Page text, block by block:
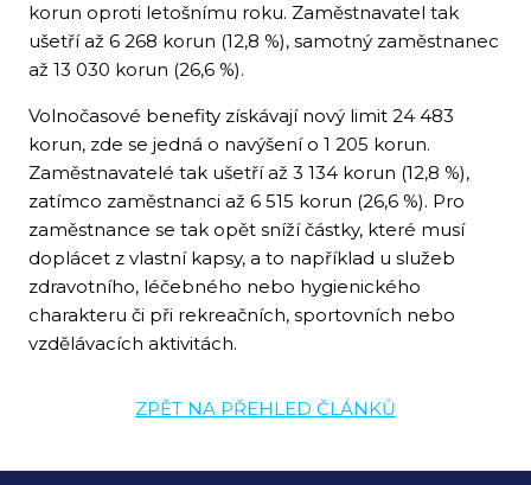
korun oproti letošnímu roku. Zaměstnavatel tak
ušetří až 6 268 korun (12,8 %), samotný zaměstnanec
až 13 030 korun (26,6 %).
Volnočasové benefity získávají nový limit 24 483
korun, zde se jedná o navýšení o 1 205 korun.
Zaměstnavatelé tak ušetří až 3 134 korun (12,8 %),
zatímco zaměstnanci až 6 515 korun (26,6 %). Pro
zaměstnance se tak opět sníží částky, které musí
doplácet z vlastní kapsy, a to například u služeb
zdravotního, léčebného nebo hygienického
charakteru či při rekreačních, sportovních nebo
vzdělávacích aktivitách.
ZPĚT NA PŘEHLED ČLÁNKŮ